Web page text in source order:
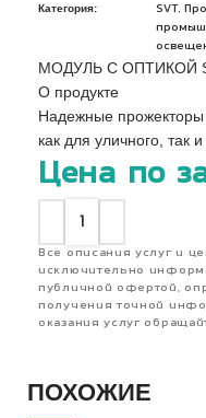
Категория: SVT,
МОДУЛЬ С ОПТИКОЙ
О продукте
Надежные прожекторы
как для уличного, так
Цена по
Все описания услуг и
исключительно
публичной офертой,
получения точной
оказания услуг
ПОХОЖИЕ